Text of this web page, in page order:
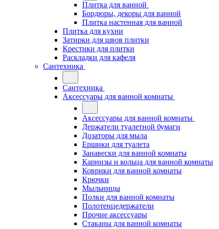
Плитка для ванной
Бордюры, декоры для ванной
Плитка настенная для ванной
Плитка для кухни
Затирки для швов плитки
Крестики для плитки
Раскладки для кафеля
Сантехника
Сантехника
Аксессуары для ванной комнаты
Аксессуары для ванной комнаты
Держатели туалетной бумаги
Дозаторы для мыла
Ершики для туалета
Занавески для ванной комнаты
Карнизы и кольца для ванной комнаты
Коврики для ванной комнаты
Крючки
Мыльницы
Полки для ванной комнаты
Полотенцедержатели
Прочие аксессуары
Стаканы для ванной комнаты